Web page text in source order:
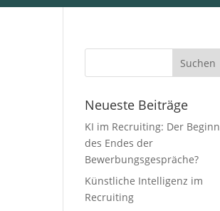
Neueste Beiträge
KI im Recruiting: Der Beginn
des Endes der
Bewerbungsgespräche?
Künstliche Intelligenz im
Recruiting